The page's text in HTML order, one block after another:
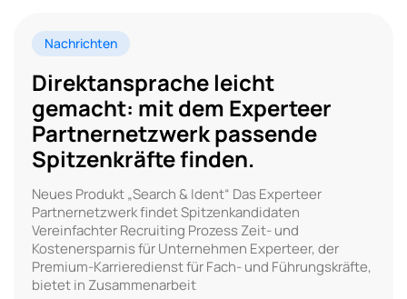
Nachrichten
Direktansprache leicht
gemacht: mit dem Experteer
Partnernetzwerk passende
Spitzenkräfte finden.
Neues Produkt „Search & Ident“ Das Experteer
Partnernetzwerk findet Spitzenkandidaten
Vereinfachter Recruiting Prozess Zeit- und
Kostenersparnis für Unternehmen Experteer, der
Premium-Karrieredienst für Fach- und Führungskräfte,
bietet in Zusammenarbeit